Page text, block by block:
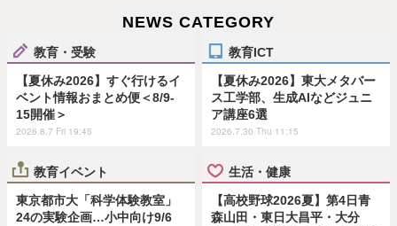
NEWS CATEGORY
教育・受験
【夏休み2026】すぐ行けるイ
ベント情報おまとめ便＜8/9-
15開催＞
2026.8.7 Fri 19:45
教育ICT
【夏休み2026】東大メタバー
ス工学部、生成AIなどジュニ
ア講座6選
2026.7.30 Thu 11:15
教育イベント
東京都市大「科学体験教室」
24の実験企画…小中向け9/6
生活・健康
【高校野球2026夏】第4日青
森山田・東日大昌平・大分